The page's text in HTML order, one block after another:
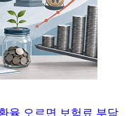
율 오르면 보험료 부담